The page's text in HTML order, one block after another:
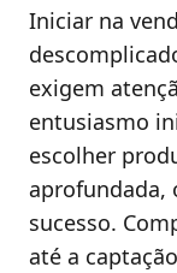
Iniciar na
exigem
entusiasmo
escolher
aprofundada,
sucesso.
até a